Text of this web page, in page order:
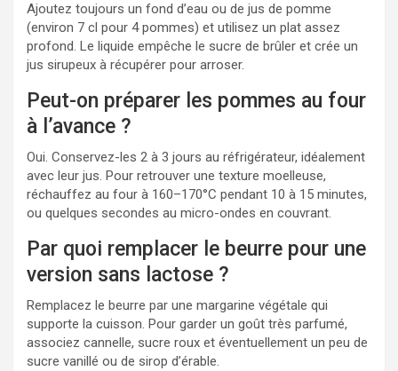
Ajoutez toujours un fond d’eau ou de jus de pomme
(environ 7 cl pour 4 pommes) et utilisez un plat assez
profond. Le liquide empêche le sucre de brûler et crée un
jus sirupeux à récupérer pour arroser.
Peut-on préparer les pommes au four
à l’avance ?
Oui. Conservez-les 2 à 3 jours au réfrigérateur, idéalement
avec leur jus. Pour retrouver une texture moelleuse,
réchauffez au four à 160–170°C pendant 10 à 15 minutes,
ou quelques secondes au micro-ondes en couvrant.
Par quoi remplacer le beurre pour une
version sans lactose ?
Remplacez le beurre par une margarine végétale qui
supporte la cuisson. Pour garder un goût très parfumé,
associez cannelle, sucre roux et éventuellement un peu de
sucre vanillé ou de sirop d’érable.